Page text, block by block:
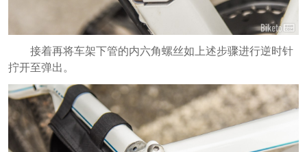
接着再将车架下管的内六角螺丝如上述步骤进行逆时针
拧开至弹出。